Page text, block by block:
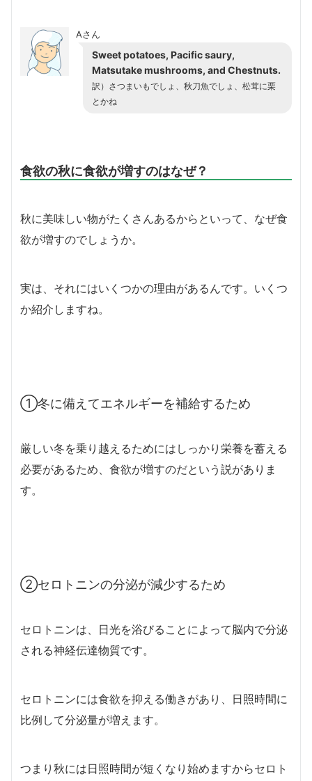
Aさん
Sweet potatoes, Pacific saury,
Matsutake mushrooms, and Chestnuts.
訳）さつまいもでしょ、秋刀魚でしょ、松茸に栗
とかね
食欲の秋に食欲が増すのはなぜ？
秋に美味しい物がたくさんあるからといって、なぜ食
欲が増すのでしょうか。
実は、それにはいくつかの理由があるんです。いくつ
か紹介しますね。
①冬に備えてエネルギーを補給するため
厳しい冬を乗り越えるためにはしっかり栄養を蓄える
必要があるため、食欲が増すのだという説がありま
す。
②セロトニンの分泌が減少するため
セロトニンは、日光を浴びることによって脳内で分泌
される神経伝達物質です。
セロトニンには食欲を抑える働きがあり、日照時間に
比例して分泌量が増えます。
つまり秋には日照時間が短くなり始めますからセロト